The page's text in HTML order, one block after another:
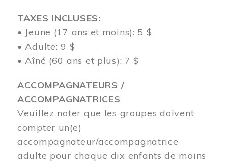
TAXES INCLUSES:
• Jeune (17 ans et moins): 5 $
• Adulte: 9 $
• Aîné (60 ans et plus): 7 $
ACCOMPAGNATEURS /
ACCOMPAGNATRICES
Veuillez noter que les groupes doivent
compter un(e)
accompagnateur/accompagnatrice
adulte pour chaque dix enfants de moins